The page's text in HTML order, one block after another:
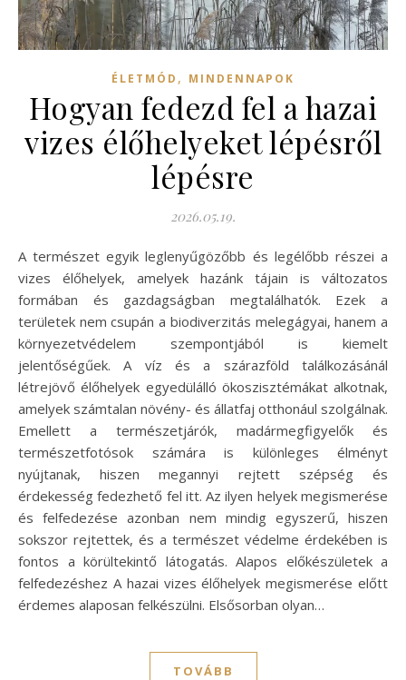
ÉLETMÓD , MINDENNAPOK
Hogyan fedezd fel a hazai
vizes élőhelyeket lépésről
lépésre
2026.05.19.
A természet egyik leglenyűgözőbb és legélőbb részei a
vizes élőhelyek, amelyek hazánk tájain is változatos
formában és gazdagságban megtalálhatók. Ezek a
területek nem csupán a biodiverzitás melegágyai, hanem a
környezetvédelem szempontjából is kiemelt
jelentőségűek. A víz és a szárazföld találkozásánál
létrejövő élőhelyek egyedülálló ökoszisztémákat alkotnak,
amelyek számtalan növény- és állatfaj otthonául szolgálnak.
Emellett a természetjárók, madármegfigyelők és
természetfotósok számára is különleges élményt
nyújtanak, hiszen megannyi rejtett szépség és
érdekesség fedezhető fel itt. Az ilyen helyek megismerése
és felfedezése azonban nem mindig egyszerű, hiszen
sokszor rejtettek, és a természet védelme érdekében is
fontos a körültekintő látogatás. Alapos előkészületek a
felfedezéshez A hazai vizes élőhelyek megismerése előtt
érdemes alaposan felkészülni. Elsősorban olyan…
TOVÁBB